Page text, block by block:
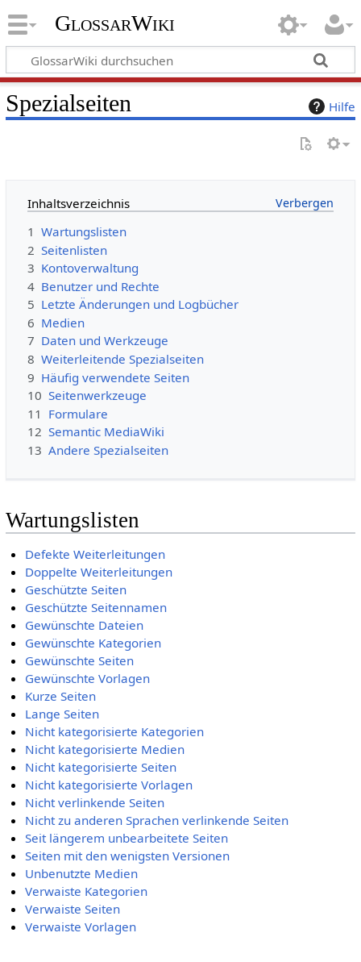
GlossarWiki
Hilfe
Spezialseiten
Inhaltsverzeichnis
1 Wartungslisten
2 Seitenlisten
3 Kontoverwaltung
4 Benutzer und Rechte
5 Letzte Änderungen und Logbücher
6 Medien
7 Daten und Werkzeuge
8 Weiterleitende Spezialseiten
9 Häufig verwendete Seiten
10 Seitenwerkzeuge
11 Formulare
12 Semantic MediaWiki
13 Andere Spezialseiten
Wartungslisten
Defekte Weiterleitungen
Doppelte Weiterleitungen
Geschützte Seiten
Geschützte Seitennamen
Gewünschte Dateien
Gewünschte Kategorien
Gewünschte Seiten
Gewünschte Vorlagen
Kurze Seiten
Lange Seiten
Nicht kategorisierte Kategorien
Nicht kategorisierte Medien
Nicht kategorisierte Seiten
Nicht kategorisierte Vorlagen
Nicht verlinkende Seiten
Nicht zu anderen Sprachen verlinkende Seiten
Seit längerem unbearbeitete Seiten
Seiten mit den wenigsten Versionen
Unbenutzte Medien
Verwaiste Kategorien
Verwaiste Seiten
Verwaiste Vorlagen